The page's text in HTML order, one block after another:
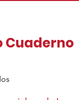
Cuaderno